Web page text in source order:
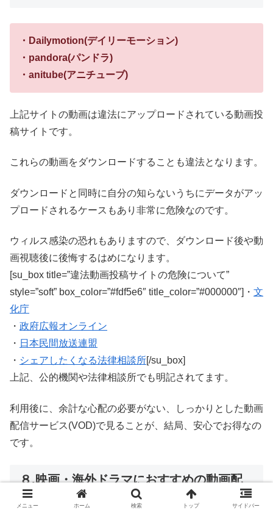
・Dailymotion(デイリーモーション)
・pandora(パンドラ)
・anitube(アニチューブ)
上記サイトの動画は違法にアップロードされている動画投
稿サイトです。
これらの動画をダウンロードすることも違法となります。
ダウンロードと同時に自分の知らないうちにデータがアッ
プロードされるケースもあり非常に危険なのです。
ウィルス感染の恐れもありますので、ダウンロード後や動
画視聴後に後悔するはめになります。
[su_box title=”違法動画投稿サイトの危険について”
style=”soft” box_color=”#fdf5e6″ title_color=”#000000″]・ 文
化庁
・ 政府広報オンライン
・ 日本民間放送連盟
・ シェアしたくなる法律相談所[/su_box]
上記、公的機関や法律相談所でも明記されてます。
利用後に、余計な心配の必要がない、しっかりとした動画
配信サービス(VOD)で見ることが、結局、安心でお得なの
です。
８.映画・海外ドラマにおすすめの動画配
信サービス人気ランキング【ベスト5】
メニュー ホーム 検索 トップ サイドバー